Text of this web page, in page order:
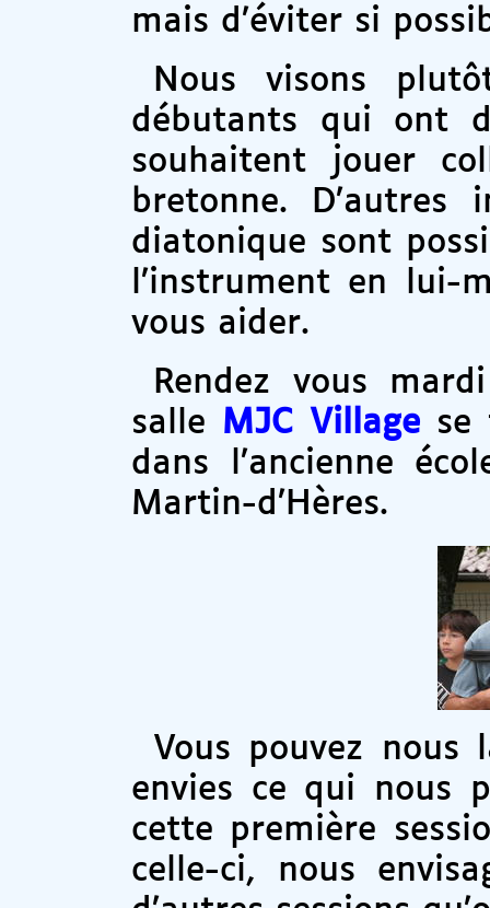
mais d’éviter si
Nous visons
débutants qui ont
souhaitent jouer
bretonne. D’autres
diatonique sont
l’instrument en lui-
vous aider.
Rendez vous
salle MJC Villagese
dans l’ancienne
Martin-d’Hères.
Vous pouvez nous
envies ce qui nous
cette première
celle-ci, nous